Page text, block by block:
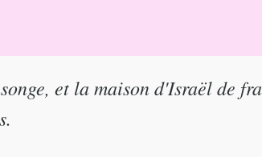
et la maison d'Israël de